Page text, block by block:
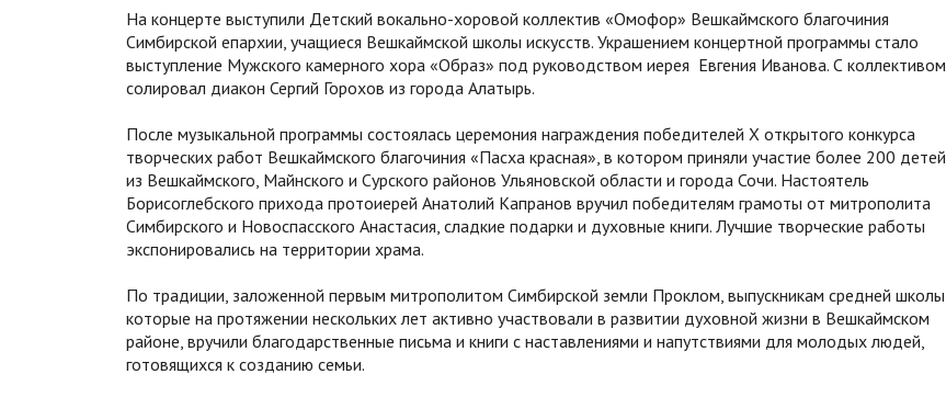
На концерте выступили Детский вокально-хоровой коллектив «Омофор» Вешкаймского благочиния
Симбирской епархии, учащиеся Вешкаймской школы искусств. Украшением концертной программы стало
выступление Мужского камерного хора «Образ» под руководством иерея Евгения Иванова. С коллективом
солировал диакон Сергий Горохов из города Алатырь.
После музыкальной программы состоялась церемония награждения победителей X открытого конкурса
творческих работ Вешкаймского благочиния «Пасха красная», в котором приняли участие более 200 детей
из Вешкаймского, Майнского и Сурского районов Ульяновской области и города Сочи. Настоятель
Борисоглебского прихода протоиерей Анатолий Капранов вручил победителям грамоты от митрополита
Симбирского и Новоспасского Анастасия, сладкие подарки и духовные книги. Лучшие творческие работы
экспонировались на территории храма.
По традиции, заложенной первым митрополитом Симбирской земли Проклом, выпускникам средней школы,
которые на протяжении нескольких лет активно участвовали в развитии духовной жизни в Вешкаймском
районе, вручили благодарственные письма и книги с наставлениями и напутствиями для молодых людей,
готовящихся к созданию семьи.